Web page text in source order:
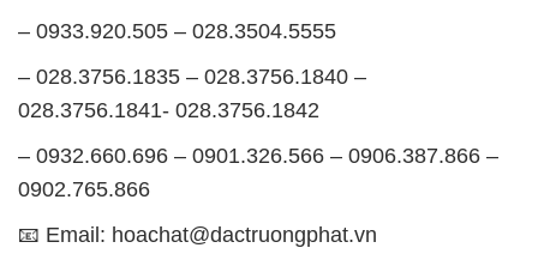
– 0933.920.505 – 028.3504.5555
– 028.3756.1835 – 028.3756.1840 –
028.3756.1841- 028.3756.1842
– 0932.660.696 – 0901.326.566 – 0906.387.866 –
0902.765.866
📧 Email: hoachat@dactruongphat.vn